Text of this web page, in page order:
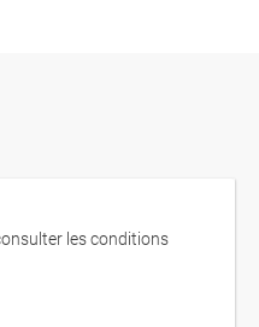
les conditions